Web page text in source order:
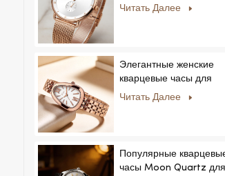
мужчин:
мужчин и женщин.
Читать Далее
Элегантные женские
кварцевые часы для
частных и эксклюзивных
Читать Далее
Популярные
часы Moon Quartz для